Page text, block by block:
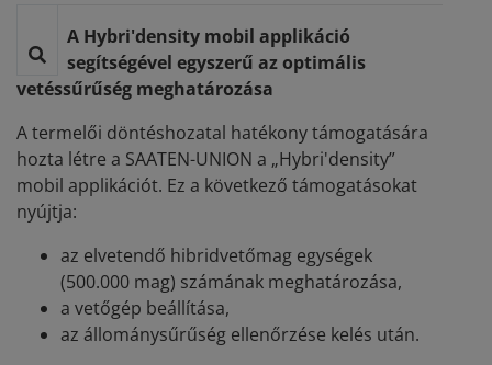
A Hybri'density mobil applikáció
segítségével egyszerű az optimális
vetéssűrűség meghatározása
A termelői döntéshozatal hatékony támogatására
hozta létre a SAATEN-UNION a „Hybri'density”
mobil applikációt. Ez a következő támogatásokat
nyújtja:
az elvetendő hibridvetőmag egységek
(500.000 mag) számának meghatározása,
a vetőgép beállítása,
az állománysűrűség ellenőrzése kelés után.